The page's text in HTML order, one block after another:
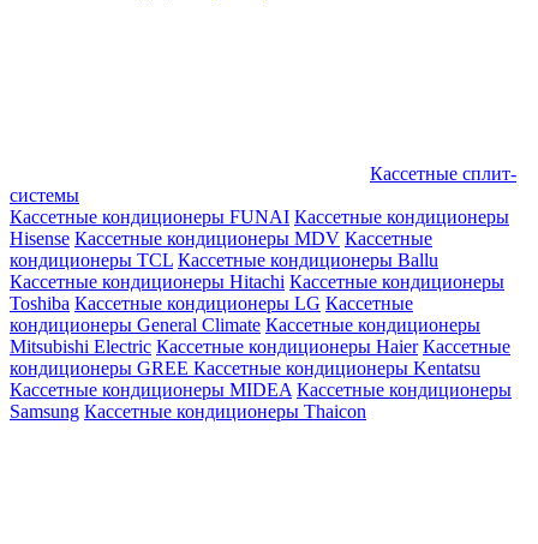
Кассетные сплит-
системы
Кассетные кондиционеры FUNAI Кассетные кондиционеры
Hisense Кассетные кондиционеры MDV Кассетные
кондиционеры TCL Кассетные кондиционеры Ballu
Кассетные кондиционеры Hitachi Кассетные кондиционеры
Toshiba Кассетные кондиционеры LG Кассетные
кондиционеры General Climate Кассетные кондиционеры
Mitsubishi Electric Кассетные кондиционеры Haier Кассетные
кондиционеры GREE Кассетные кондиционеры Kentatsu
Кассетные кондиционеры MIDEA Кассетные кондиционеры
Samsung Кассетные кондиционеры Thaicon